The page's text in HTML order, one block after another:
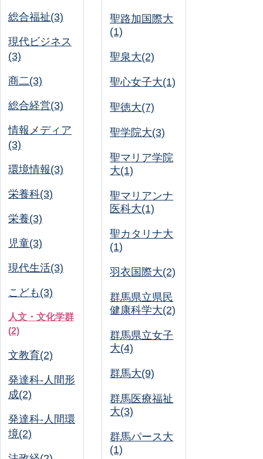
総合福祉(3)
現代ビジネス
(3)
商二(3)
総合経営(3)
情報メディア
(3)
環境情報(3)
栄養科(3)
栄養(3)
児童(3)
現代生活(3)
こども(3)
人文・文化学群
(2)
文教育(2)
発達科-人間形
成(2)
発達科-人間環
境(2)
聖路加国際大
(1)
聖泉大(2)
聖心女子大(1)
聖徳大(7)
聖学院大(3)
聖マリア学院
大(1)
聖マリアンナ
医科大(1)
聖カタリナ大
(1)
羽衣国際大(2)
群馬県立県民
健康科学大(2)
群馬県立女子
大(4)
群馬大(9)
群馬医療福祉
大(3)
群馬パース大
(1)